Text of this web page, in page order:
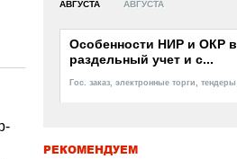
АВГУСТА АВГУСТА
Особенности НИР и ОКР в
раздельный учет и с...
Гос. заказ, электронные торги, тендеры
РЕКОМЕНДУЕМ